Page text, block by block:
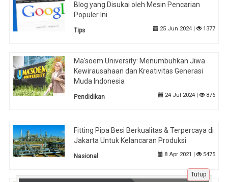
Blog yang Disukai oleh Mesin Pencarian
Populer Ini
Tips 25 Jun 2024 | 1377
Ma'soem University: Menumbuhkan Jiwa
Kewirausahaan dan Kreativitas Generasi
Muda Indonesia
Pendidikan 24 Jul 2024 | 876
Fitting Pipa Besi Berkualitas & Terpercaya di
Jakarta Untuk Kelancaran Produksi
Nasional 8 Apr 2021 | 5475
Tutup